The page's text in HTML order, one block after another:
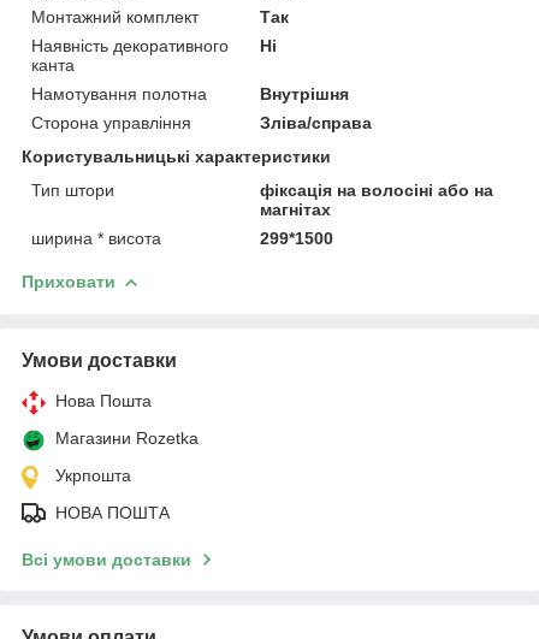
Монтажний комплект
Так
Наявність декоративного
канта
Ні
Намотування полотна
Внутрішня
Сторона управління
Зліва/справа
Користувальницькі характеристики
Тип штори
фіксація на волосіні або на
магнітах
ширина * висота
299*1500
Приховати
Умови доставки
Нова Пошта
Магазини Rozetka
Укрпошта
НОВА ПОШТА
Всі умови доставки